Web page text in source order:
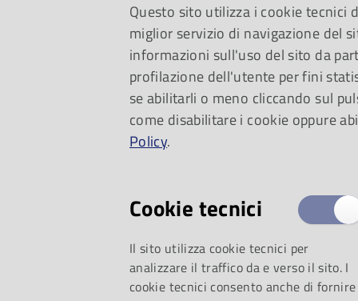
Un viaggio dalla
jazz e, per i più
rock.
Questo sito utilizza i cookie tecnici
miglior servizio di navigazione del
informazioni sull'uso del sito da
profilazione dell'utente per fini
se abilitarli o meno cliccando sul
come disabilitare i cookie oppure
Policy.
Cookie tecnici
Il sito utilizza cookie tecnici per
analizzare il traffico da e verso il sito. I
cookie tecnici consento anche di fornire